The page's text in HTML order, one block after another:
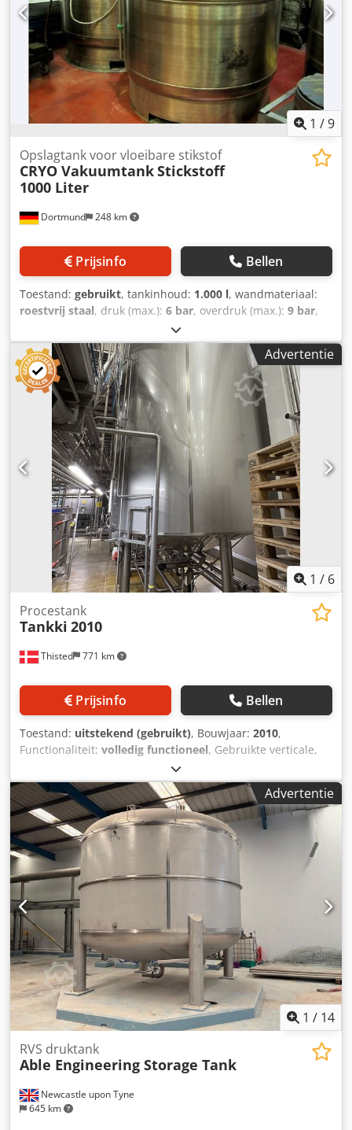
1 /9
Dortmund 248 km
Opslagtank voor vloeibare stikstof
CRYO VakuumtankStickstoff
1000 Liter
Prijsinfo Bellen
Toestand: gebruikt, tankinhoud: 1.000 l, wandmateriaal:
roestvrij staal, druk (max.): 6 bar, overdruk (max.): 9 bar,
Cryo vacuümcontainer voor opslag van vloeibare stikstof,
zuurstof of argon. 2 stuks beschikbaar: 1 stuk bouwjaar
2009 Prijs: € 6.800, 1 stuk bouwjaar 2003 Prijs: € 5.500
Dodpfxjzb Afwj Albock Fabrikant: CRYO Anlagenbau,
Wilnsdorf, Duitsland Geen verdere documentatie
beschikbaar.
Advertentie
1 / 6
Thisted 771 km
Procestank
Tankki 2010
Prijsinfo Bellen
Toestand: uitstekend (gebruikt), Bouwjaar: 2010,
Functionaliteit: volledig functioneel, Gebruikte verticale,
geïsoleerde roestvrijstalen procestanks – 8 stuks. Inhoud:
40 m3. Buitenafmetingen: diameter Ø 3565 mm, totale
hoogte 6951 mm. Uitgevoerd met koel-/verwarmingsmantel
en top gemonteerde roerwerk. Materiaal: AISI 304. Dodpfx
Alozg Darsbock
Advertentie
1 / 14
Newcastle upon Tyne
645 km
RVS druktank
Able Engineering Storage Tank